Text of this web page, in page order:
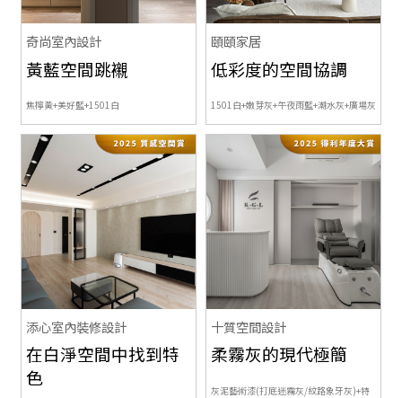
奇尚室內設計
黃藍空間跳襯
焦檸黃+美好藍+1501白
頤頤家居
低彩度的空間協調
1501白+嫩芽灰+午夜雨藍+潮水灰+廣場灰
添心室內裝修設計
在白淨空間中找到特
色
十質空間設計
柔霧灰的現代極簡
灰泥藝術漆(打底迷霧灰/紋路象牙灰)+特